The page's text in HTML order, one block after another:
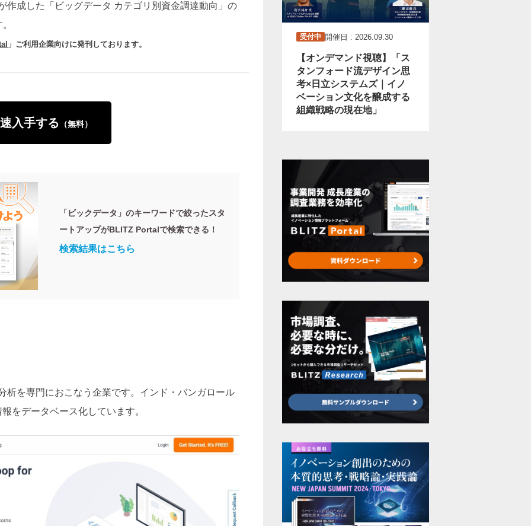
作成した「ビッグデータ カテゴリ別資金調達動向」の
」ご利用企業向けに発刊しております。
入手する （無料）
「ビックデータ」のキーワードで絞ったスタ
ートアップがBLITZ Portalで検索できる！
検索結果はこちら
を専門におこなう企業です。インド・バンガロール
をデータベース化しています。
受付中 開催日 : 2026.09.30
【オンデマンド視聴】「ス
タンフォード流デザイン思
考×日立システムズ｜イノ
ベーション文化を醸成する
組織戦略の現在地」